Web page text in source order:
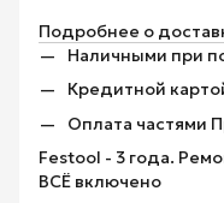
Подробнее о
Наличными при
Кредитной
Оплата частями
Festool - 3 года.
ВСЁ включено